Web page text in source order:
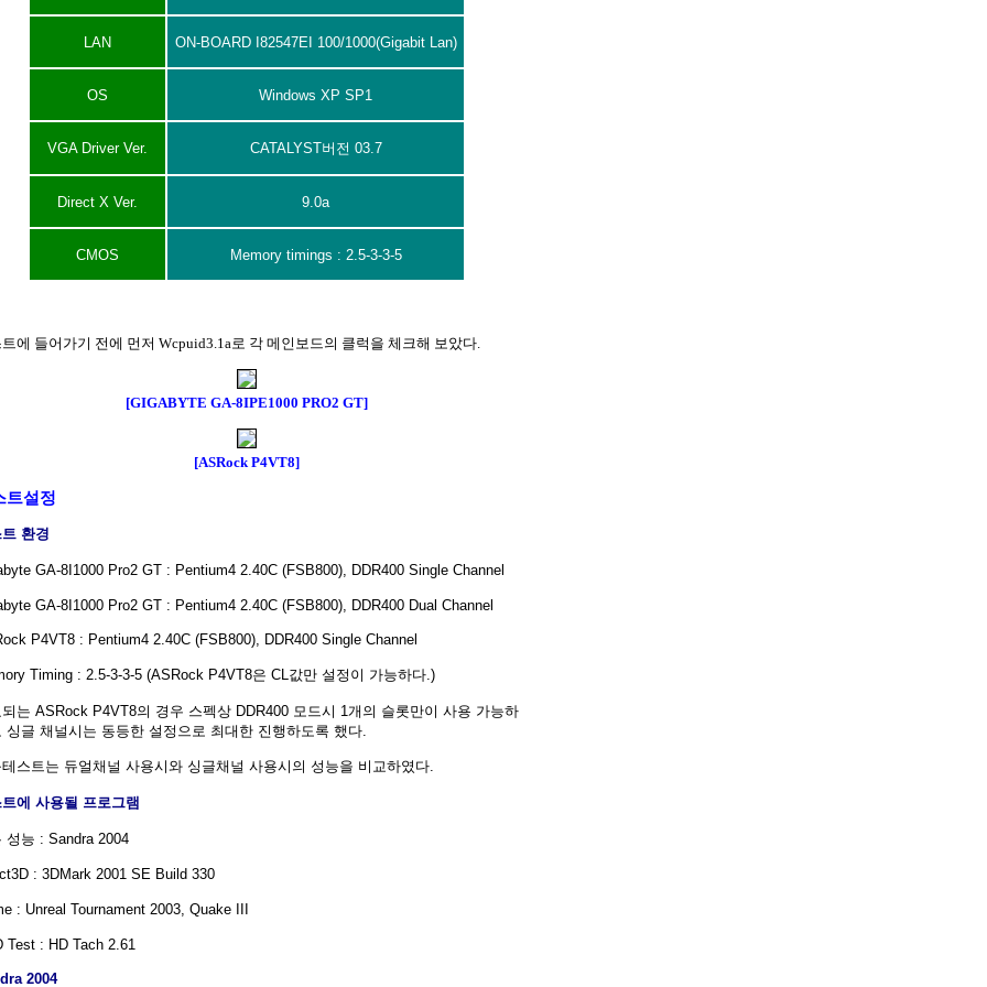
LAN ON-BOARD I82547EI 100/1000(Gigabit Lan)
OS Windows XP SP1
VGA Driver Ver. CATALYST버전 03.7
Direct X Ver. 9.0a
CMOS Memory timings : 2.5-3-3-5
에 들어가기 전에 먼저 Wcpuid3.1a로 각 메인보드의 클럭을 체크해 보았다.
[GIGABYTE GA-8IPE1000 PRO2 GT]
[ASRock P4VT8]
트설정
환경
GA-8I1000 Pro2 GT : Pentium4 2.40C (FSB800), DDR400 Single Channel
GA-8I1000 Pro2 GT : Pentium4 2.40C (FSB800), DDR400 Dual Channel
P4VT8 : Pentium4 2.40C (FSB800), DDR400 Single Channel
Timing : 2.5-3-3-5 (ASRock P4VT8은 CL값만 설정이 가능하다.)
는 ASRock P4VT8의 경우 스펙상 DDR400 모드시 1개의 슬롯만이 사용 가능하
싱글 채널시는 동등한 설정으로 최대한 진행하도록 했다.
스트는 듀얼채널 사용시와 싱글채널 사용시의 성능을 비교하였다.
에 사용될 프로그램
성능 : Sandra 2004
: 3DMark 2001 SE Build 330
: Unreal Tournament 2003, Quake III
Test : HD Tach 2.61
2004